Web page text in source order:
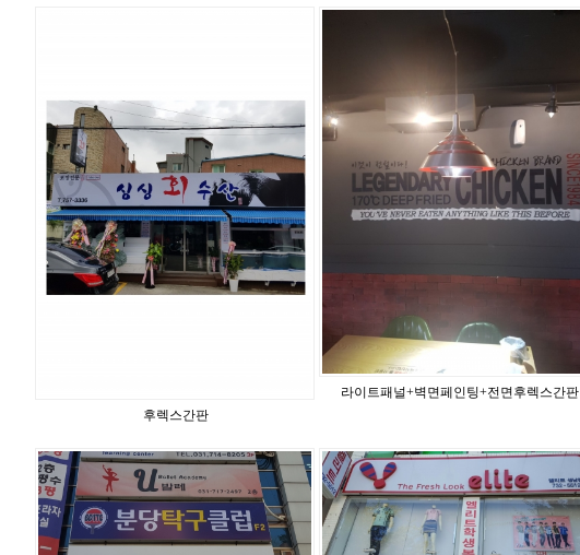
후렉스간판
라이트패널+벽면페인팅+전면후렉스간판